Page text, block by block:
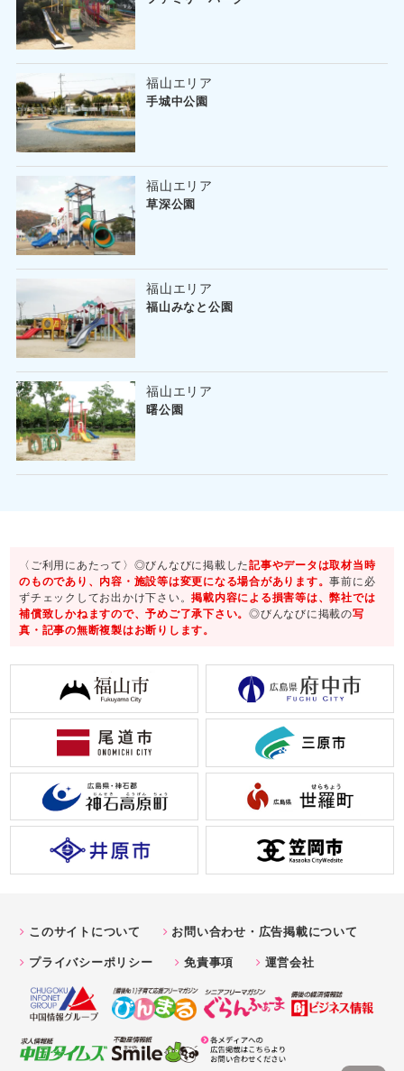
福山エリア
手城中公園
福山エリア
草深公園
福山エリア
福山みなと公園
福山エリア
曙公園
〈ご利用にあたって〉◎びんなびに掲載した記事やデータは取材当時
のものであり、内容・施設等は変更になる場合があります。事前に必
ずチェックしてお出かけ下さい。掲載内容による損害等は、弊社では
補償致しかねますので、予めご了承下さい。◎びんなびに掲載の写
真・記事の無断複製はお断りします。
このサイトについて
お問い合わせ・広告掲載について
プライバシーポリシー
免責事項 運営会社